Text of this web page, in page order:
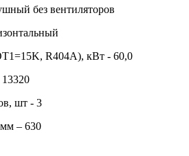
без вентиляторов
R404A), кВт - 60,0
13320
шт - 3
– 630